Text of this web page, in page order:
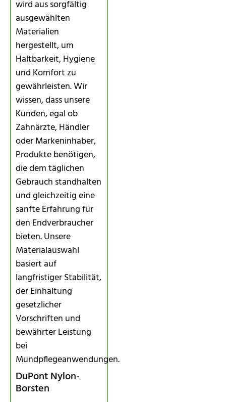
wird aus sorgfältig
ausgewählten
Materialien
hergestellt, um
Haltbarkeit, Hygiene
und Komfort zu
gewährleisten. Wir
wissen, dass unsere
Kunden, egal ob
Zahnärzte, Händler
oder Markeninhaber,
Produkte benötigen,
die dem täglichen
Gebrauch standhalten
und gleichzeitig eine
sanfte Erfahrung für
den Endverbraucher
bieten. Unsere
Materialauswahl
basiert auf
langfristiger Stabilität,
der Einhaltung
gesetzlicher
Vorschriften und
bewährter Leistung
bei
Mundpflegeanwendungen.
DuPont Nylon-
Borsten